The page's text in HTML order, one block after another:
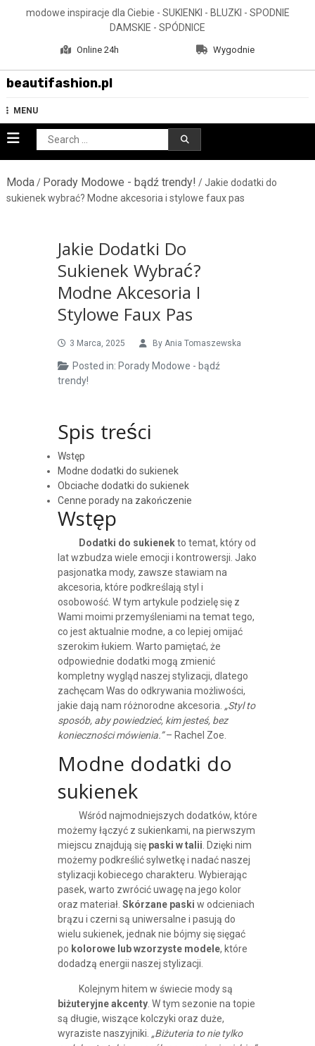
modowe inspiracje dla Ciebie - SUKIENKI - BLUZKI - SPODNIE
DAMSKIE - SPÓDNICE
Online 24h Wygodnie
beautifashion.pl
MENU
Search
for:
Moda/ Porady Modowe - bądź trendy! / Jakie dodatki do
sukienek wybrać? Modne akcesoria i stylowe faux pas
Jakie Dodatki Do
Sukienek Wybrać?
Modne Akcesoria I
Stylowe Faux Pas
3 Marca, 2025 By Ania Tomaszewska
Posted in: Porady Modowe - bądź
trendy!
Spis treści
Wstęp
Modne dodatki do sukienek
Obciache dodatki do sukienek
Cenne porady na zakończenie
Wstęp
Dodatki do sukienekto temat, który od
lat wzbudza wiele emocji i kontrowersji. Jako
pasjonatka mody, zawsze stawiam na
akcesoria, które podkreślają styl i
osobowość. W tym artykule podzielę się z
Wami moimi przemyśleniami na temat tego,
co jest aktualnie modne, a co lepiej omijać
szerokim łukiem. Warto pamiętać, że
odpowiednie dodatki mogą zmienić
kompletny wygląd naszej stylizacji, dlatego
zachęcam Was do odkrywania możliwości,
jakie dają nam różnorodne akcesoria. „Styl to
sposób, aby powiedzieć, kim jesteś, bez
konieczności mówienia.”– Rachel Zoe.
Modne dodatki do
sukienek
Wśród najmodniejszych dodatków, które
możemy łączyć z sukienkami, na pierwszym
miejscu znajdują się paski w talii. Dzięki nim
możemy podkreślić sylwetkę i nadać naszej
stylizacji kobiecego charakteru. Wybierając
pasek, warto zwrócić uwagę na jego kolor
oraz materiał. Skórzane paski w odcieniach
brązu i czerni są uniwersalne i pasują do
wielu sukienek, jednak nie bójmy się sięgać
po kolorowe lub wzorzyste modele, które
dodadzą energii naszej stylizacji.
Kolejnym hitem w świecie mody są
biżuteryjne akcenty. W tym sezonie na topie
są długie, wiszące kolczyki oraz duże,
wyraziste naszyjniki. „Biżuteria to nie tylko